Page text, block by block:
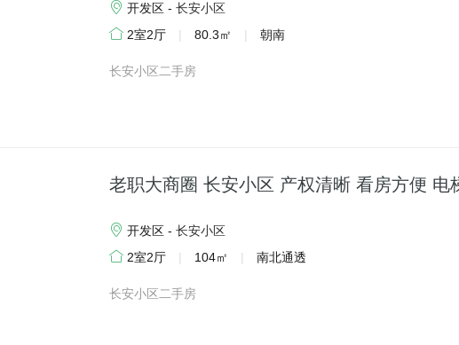
开发区 - 长安小区
2室2厅
| 80.3㎡ | 朝南
长安小区二手房
老职大商圈 长安小区 产权清晰 看房方便 电
开发区 - 长安小区
2室2厅
| 104㎡ | 南北通透
长安小区二手房